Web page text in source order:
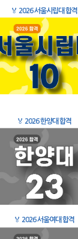
🏅 2026 서울시립대 합격
🏅 2026 한양대 합격
🏅 2026 서울여대 합격